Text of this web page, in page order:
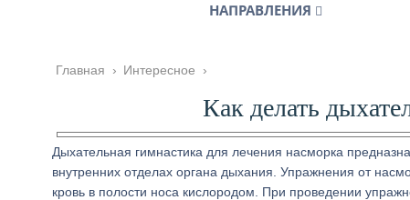
НАПРАВЛЕНИЯ
Главная › Интересное ›
Как делать
Дыхательная гимнастика для лечения насморка
внутренних отделах органа дыхания. Упражнения от
кровь в полости носа кислородом. При проведении